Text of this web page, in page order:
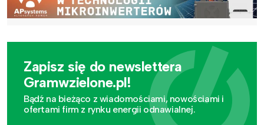
Zapisz się do newslettera
Gramwzielone.pl!
Bądź na bieżąco z wiadomościami, nowościami i
ofertami firm z rynku energii odnawialnej.